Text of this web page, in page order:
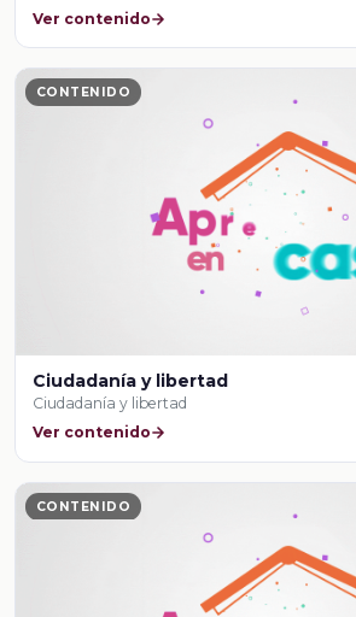
Ver contenido
CONTENIDO
Ciudadanía y libertad
Ciudadanía y libertad
Ver contenido
CONTENIDO